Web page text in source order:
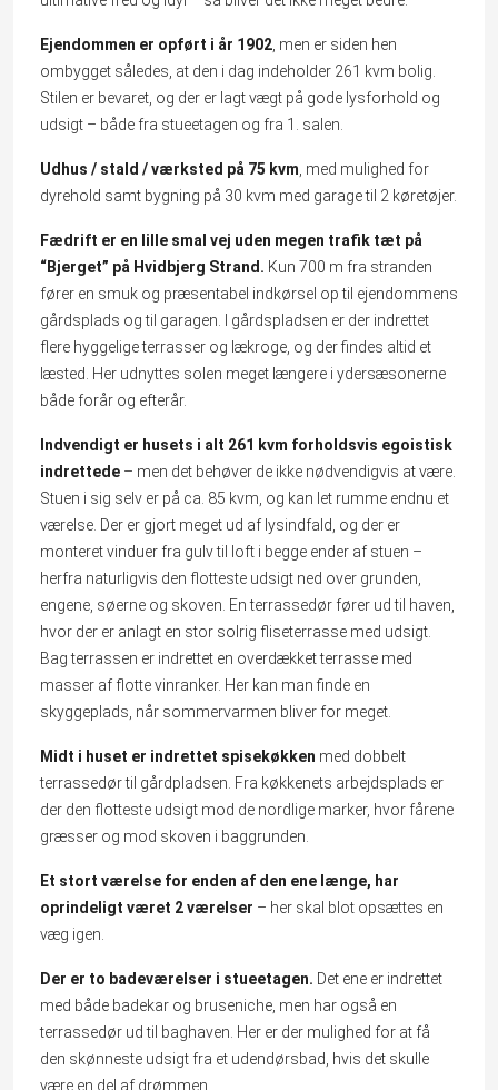
Ejendommen er opført i år 1902 , men er siden hen
ombygget således, at den i dag indeholder 261 kvm bolig.
Stilen er bevaret, og der er lagt vægt på gode lysforhold og
udsigt – både fra stueetagen og fra 1. salen.
Udhus / stald / værksted på 75 kvm , med mulighed for
dyrehold samt bygning på 30 kvm med garage til 2 køretøjer.
Fædrift er en lille smal vej uden megen trafik tæt på
“Bjerget” på Hvidbjerg Strand. Kun 700 m fra stranden
fører en smuk og præsentabel indkørsel op til ejendommens
gårdsplads og til garagen. I gårdspladsen er der indrettet
flere hyggelige terrasser og lækroge, og der findes altid et
læsted. Her udnyttes solen meget længere i ydersæsonerne
både forår og efterår.
Indvendigt er husets i alt 261 kvm forholdsvis egoistisk
indrettede – men det behøver de ikke nødvendigvis at være.
Stuen i sig selv er på ca. 85 kvm, og kan let rumme endnu et
værelse. Der er gjort meget ud af lysindfald, og der er
monteret vinduer fra gulv til loft i begge ender af stuen –
herfra naturligvis den flotteste udsigt ned over grunden,
engene, søerne og skoven. En terrassedør fører ud til haven,
hvor der er anlagt en stor solrig fliseterrasse med udsigt.
Bag terrassen er indrettet en overdækket terrasse med
masser af flotte vinranker. Her kan man finde en
skyggeplads, når sommervarmen bliver for meget.
Midt i huset er indrettet spisekøkken med dobbelt
terrassedør til gårdpladsen. Fra køkkenets arbejdsplads er
der den flotteste udsigt mod de nordlige marker, hvor fårene
græsser og mod skoven i baggrunden.
Et stort værelse for enden af den ene længe, har
oprindeligt været 2 værelser – her skal blot opsættes en
væg igen.
Der er to badeværelser i stueetagen. Det ene er indrettet
med både badekar og bruseniche, men har også en
terrassedør ud til baghaven. Her er der mulighed for at få
den skønneste udsigt fra et udendørsbad, hvis det skulle
være en del af drømmen.